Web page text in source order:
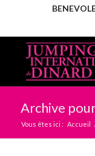
Archive
Vous êtes ici : Accueil